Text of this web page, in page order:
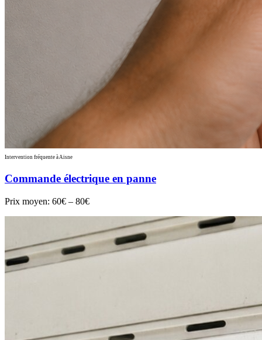
Intervention fréquente à Aisne
Commande électrique en panne
Prix moyen: 60€ – 80€